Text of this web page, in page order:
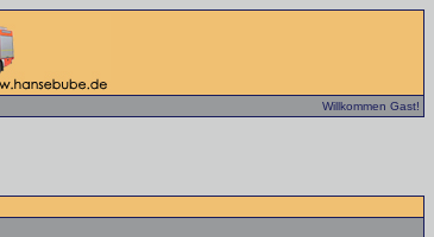
Willkommen Gast!